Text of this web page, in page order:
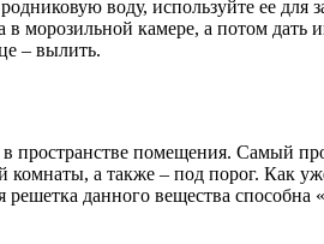
воду, используйте ее
камере, а потом
– вылить.
помещения. Самый
а также – под порог. Как
данного вещества